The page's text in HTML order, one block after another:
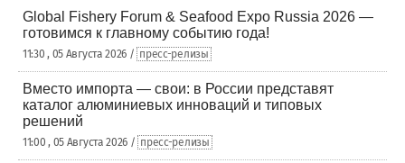
Global Fishery Forum & Seafood Expo Russia 2026 —
готовимся к главному событию года!
11:30 , 05 Августа 2026 / пресс-релизы
Вместо импорта — свои: в России представят
каталог алюминиевых инноваций и типовых
решений
11:00 , 05 Августа 2026 / пресс-релизы